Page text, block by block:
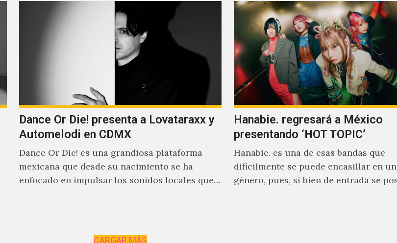
Dance Or Die! presenta a Lovataraxx y
Automelodi en CDMX
Dance Or Die! es una grandiosa plataforma
mexicana que desde su nacimiento se ha
enfocado en impulsar los sonidos locales que
Hanabie. regresará a México
presentando ‘HOT TOPIC’
Hanabie. es una de esas bandas que
dificilmente se puede encasillar en
género, pues, si bien de entrada se
CARGAR MÁS